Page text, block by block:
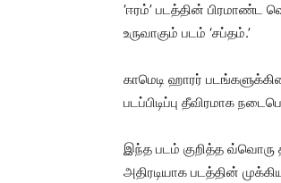
‘ஈரம்’ படத்தின் பிரமாண்ட
உருவாகும் படம் ‘சப்தம்.’
காமெடி ஹாரர்
படப்பிடிப்பு தீவிரமாக
இந்த படம் குறித்த வ்வொரு
அதிரடியாக படத்தின்